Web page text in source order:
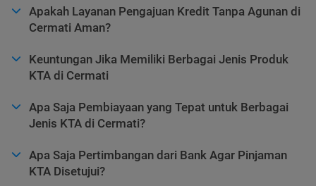
Apakah Layanan Pengajuan Kredit Tanpa Agunan di
Cermati Aman?
Keuntungan Jika Memiliki Berbagai Jenis Produk
KTA di Cermati
Apa Saja Pembiayaan yang Tepat untuk Berbagai
Jenis KTA di Cermati?
Apa Saja Pertimbangan dari Bank Agar Pinjaman
KTA Disetujui?